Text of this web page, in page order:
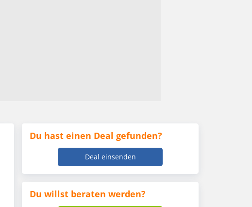
Du hast einen Deal gefunden?
Deal einsenden
Du willst beraten werden?